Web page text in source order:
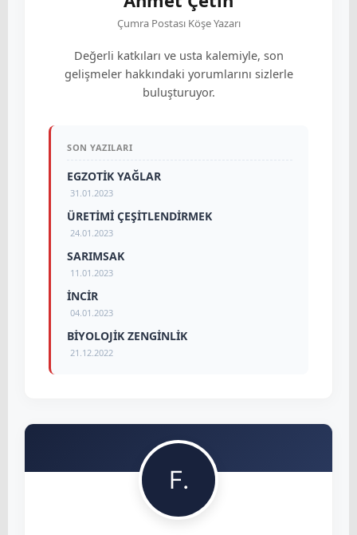
Çumra Postası Köşe Yazarı
Değerli katkıları ve usta kalemiyle, son
gelişmeler hakkındaki yorumlarını sizlerle
buluşturuyor.
SON YAZILARI
EGZOTİK YAĞLAR
31.01.2023
ÜRETİMİ ÇEŞİTLENDİRMEK
24.01.2023
SARIMSAK
11.01.2023
İNCİR
04.01.2023
BİYOLOJİK ZENGİNLİK
21.12.2022